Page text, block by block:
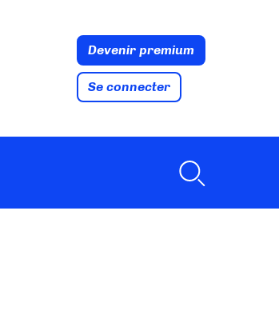
Devenir premium
Se connecter